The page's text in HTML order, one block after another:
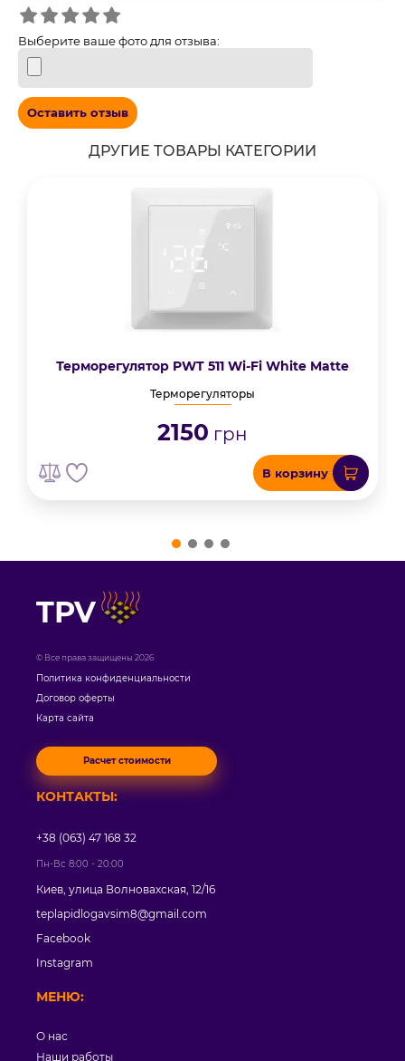
Выберите ваше фото для отзыва:
Оставить отзыв
ДРУГИЕ ТОВАРЫ КАТЕГОРИИ
Терморегулятор PWT 511 Wi-Fi White Matte
Терморегуляторы
2150 грн
В корзину
TPV
© Все права защищены 2026
Политика конфиденциальности
Договор оферты
Карта сайта
Расчет стоимости
МЕНЮ:
О нас
Наши работы
КОНТАКТЫ:
+38 (063) 47 168 32
Пн-Вс 8:00 - 20:00
Киев, улица Волновахская, 12/16
teplapidlogavsim8@gmail.com
Facebook
Instagram